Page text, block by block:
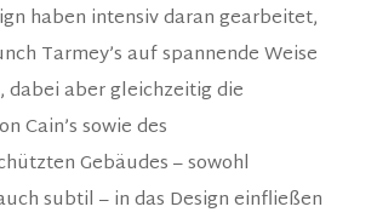
haben intensiv daran gearbeitet,
Tarmey’s auf spannende Weise
dabei aber gleichzeitig die
Cain’s sowie des
Gebäudes – sowohl
subtil – in das Design einfließen